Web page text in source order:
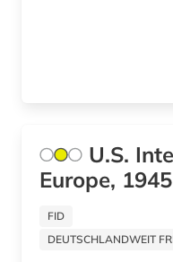
U.S.
Europe,
FID
DEUTSCHLANDWEIT